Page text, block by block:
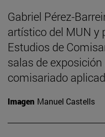
Gabriel Pérez-
artístico del MUN y
Estudios de
salas de
comisariado
Imagen Manuel Castells